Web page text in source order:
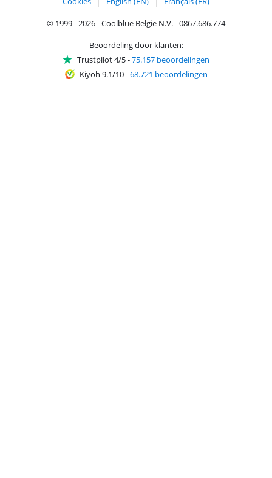
© 1999 - 2026 - Coolblue België N.V. - 0867.686.774
Beoordeling door klanten:
Trustpilot 4/5-75.157 beoordelingen
Kiyoh 9.1/10-68.721 beoordelingen